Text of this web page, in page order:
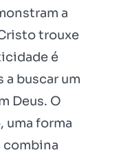
a
trouxe
é
a buscar um
Deus. O
uma forma
combina